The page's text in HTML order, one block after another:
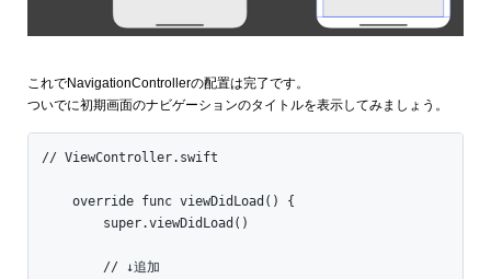
これでNavigationControllerの配置は完了です。
ついでに初期画面のナビゲーションのタイトルを表示してみましょう。
// ViewController.swift
    override func viewDidLoad() {
        super.viewDidLoad()
        // ↓追加